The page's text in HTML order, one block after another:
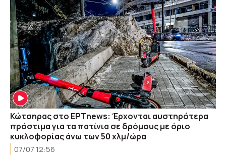
Κώτσηρας στο ΕΡΤnews: Έρχονται αυστηρότερα
πρόστιμα για τα πατίνια σε δρόμους με όριο
κυκλοφορίας άνω των 50 χλμ/ώρα
07/07 12:56